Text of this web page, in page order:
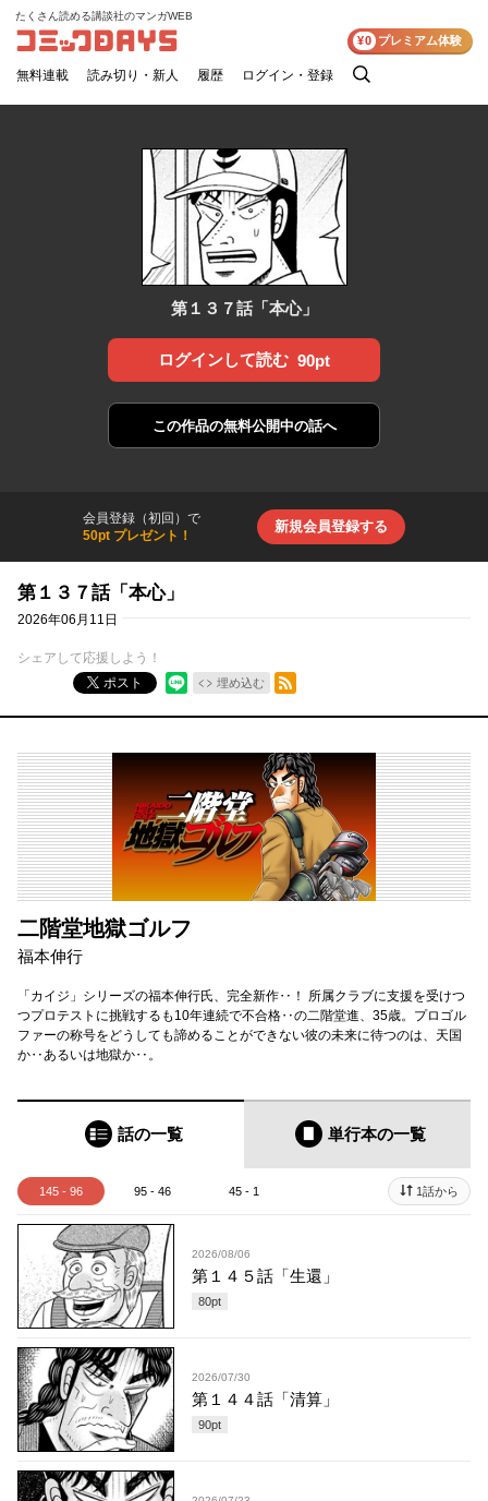
コミックDAYS
たくさん読める講談社のマンガWEB
無料連載 読み切り・新人 履歴 ログイン・登録
検
¥0 プレミアム体験
第１３７話「本心」
ログインして読む 90pt
この作品の無料公開中の話へ
会員登録（初回）で
50pt プレゼント！
新規会員登録する
第１３７話「本心」
2026年06月11日
シェアして応援しよう！
ポスト
埋め込む
RSSフィード
二階堂地獄ゴルフ
福本伸行
「カイジ」シリーズの福本伸行氏、完全新作‥！ 所属クラブに支援を受けつ
つプロテストに挑戦するも10年連続で不合格‥の二階堂進、35歳。プロゴル
ファーの称号をどうしても諦めることができない彼の未来に待つのは、天国
か‥あるいは地獄か‥。
話の一覧 単行本の一覧
145 - 96 95 - 46 45 - 1 1話から
2026/08/06
第１４５話「生還」
80pt
2026/07/30
第１４４話「清算」
90pt